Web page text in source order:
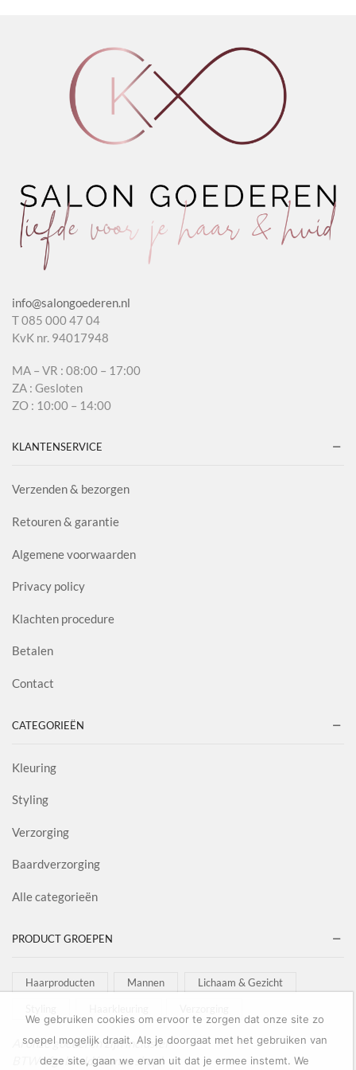
info@salongoederen.nl
T 085 000 47 04
KvK nr. 94017948
MA – VR : 08:00 – 17:00
ZA : Gesloten
ZO : 10:00 – 14:00
KLANTENSERVICE
Verzenden & bezorgen
Retouren & garantie
Algemene voorwaarden
Privacy policy
Klachten procedure
Betalen
Contact
CATEGORIEËN
Kleuring
Styling
Verzorging
Baardverzorging
Alle categorieën
PRODUCT GROEPEN
Haarproducten Mannen Lichaam & Gezicht
Al onze goederen zijn inclusief
BTW afgebeeld in onze shop!
We gebruiken cookies om ervoor te zorgen dat onze site zo
soepel mogelijk draait. Als je doorgaat met het gebruiken van
deze site, gaan we ervan uit dat je ermee instemt. We